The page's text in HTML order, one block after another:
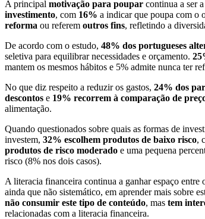
A principal motivação para poupar continua a ser a
investimento, com 16% a indicar que poupa com o
reforma ou referem outros fins, refletindo a
De acordo com o estudo, 48% dos portugueses
seletiva para equilibrar necessidades e orçamento.
mantem os mesmos hábitos e 5% admite nunca ter
No que diz respeito a reduzir os gastos, 24% dos
descontos e 19% recorrem à comparação de
alimentação.
Quando questionados sobre quais as formas de
investem, 32% escolhem produtos de baixo risco,
produtos de risco moderado e uma pequena
risco (8% nos dois casos).
A literacia financeira continua a ganhar espaço entre
ainda que não sistemático, em aprender mais sobre
não consumir este tipo de conteúdo, mas tem
relacionadas com a literacia financeira.